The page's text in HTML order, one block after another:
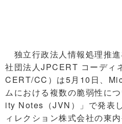
独立行政法人情報処理推
社団法人JPCERT コーディ
CERT/CC）は5月10日、
ムにおける複数の脆弱性に
ity Notes（JVN）」で発表
ィレクション株式会社の東